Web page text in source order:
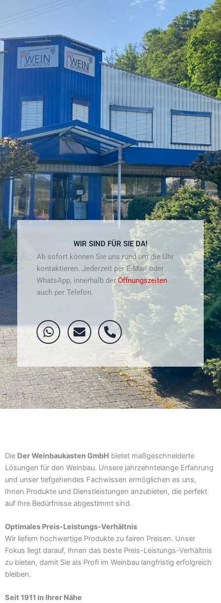
WIR SIND FÜR SIE DA!
Ab sofort können Sie uns rund um die Uhr
kontaktieren. Jederzeit per E-Mail oder
WhatsApp, innerhalb derÖffnungszeiten
auch per Telefon.
Die Der Weinbaukasten GmbH bietet maßgeschneiderte
Lösungen für den Weinbau. Unsere jahrzehntelange Erfahrung
und unser tiefgehendes Fachwissen ermöglichen es uns,
Ihnen Produkte und Dienstleistungen anzubieten, die perfekt
auf Ihre Bedürfnisse abgestimmt sind.
Optimales Preis-Leistungs-Verhältnis
Wir liefern hochwertige Produkte zu fairen Preisen. Unser
Fokus liegt darauf, Ihnen das beste Preis-Leistungs-Verhältnis
zu bieten, damit Sie als Profi im Weinbau langfristig erfolgreich
bleiben.
Seit 1911 in Ihrer Nähe